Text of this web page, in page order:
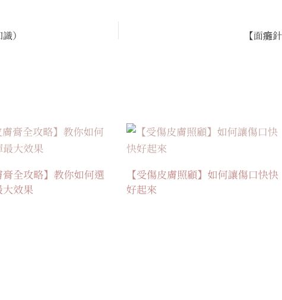
） 【面癱
膏全攻略】教你如何選
效果
【受傷皮膚照顧】如何讓傷口快快
好起來